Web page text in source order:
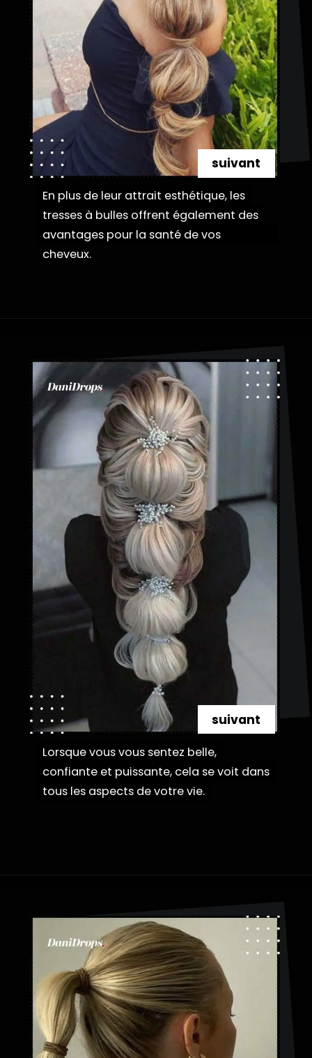
En plus de leur attrait esthétique, les
tresses à bulles offrent également des
avantages pour la santé de vos cheveux.
En plus de leur attrait esthétique, les
tresses à bulles offrent également des
avantages pour la santé de vos
cheveux.
suivant
Lorsque vous vous sentez belle,
confiante et puissante, cela se voit dans
tous les aspects de votre vie.
Lorsque vous vous sentez belle,
confiante et puissante, cela se voit dans
tous les aspects de votre vie.
suivant